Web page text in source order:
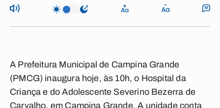
A Prefeitura Municipal de Campina Grande
(PMCG) inaugura hoje, às 10h, o Hospital da
Criança e do Adolescente Severino Bezerra de
Carvalho, em Campina Grande. A unidade conta